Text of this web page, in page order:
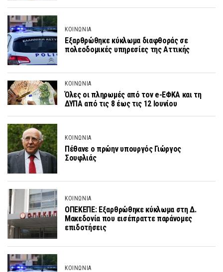
ΚΟΙΝΩΝΙΑ
Εξαρθρώθηκε κύκλωμα διαφθοράς σε
πολεοδομικές υπηρεσίες της Αττικής
ΚΟΙΝΩΝΙΑ
Όλες οι πληρωμές από τον e-ΕΦΚΑ και τη
ΔΥΠΑ από τις 8 έως τις 12 Ιουνίου
ΚΟΙΝΩΝΙΑ
Πέθανε ο πρώην υπουργός Γιώργος
Σουφλιάς
ΚΟΙΝΩΝΙΑ
ΟΠΕΚΕΠΕ: Εξαρθρώθηκε κύκλωμα στη Δ.
Μακεδονία που εισέπραττε παράνομες
επιδοτήσεις
ΚΟΙΝΩΝΙΑ